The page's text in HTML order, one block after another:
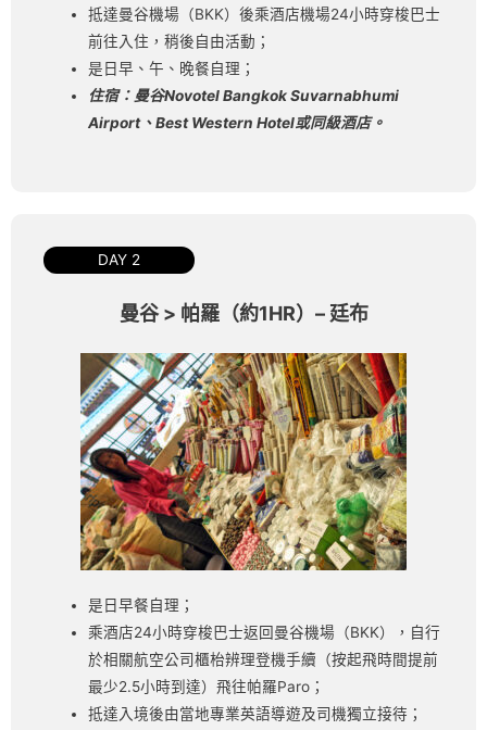
抵達曼谷機場（BKK）後乘酒店機場24小時穿梭巴士
前往入住，稍後自由活動；
是日早、午、晚餐自理；
住宿：曼谷Novotel Bangkok Suvarnabhumi
Airport、Best Western Hotel或同級酒店。
DAY 2
曼谷 > 帕羅（約1HR）– 廷布
是日早餐自理；
乘酒店24小時穿梭巴士返回曼谷機場（BKK），自行
於相關航空公司櫃枱辨理登機手續（按起飛時間提前
最少2.5小時到達）飛往帕羅Paro；
抵達入境後由當地專業英語導遊及司機獨立接待；